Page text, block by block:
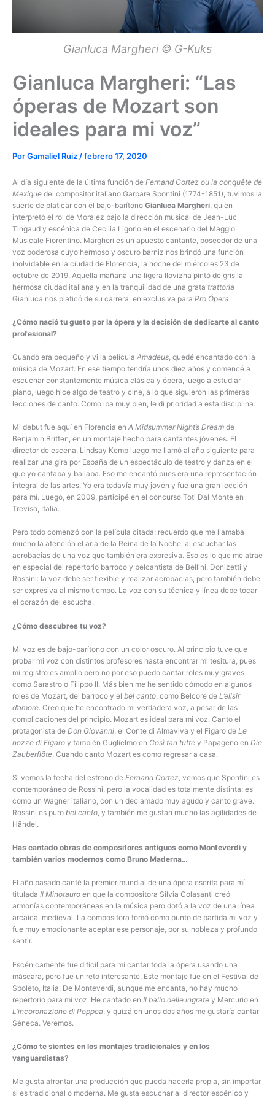
Gianluca Margheri © G-Kuks
Gianluca Margheri: “Las
óperas de Mozart son
ideales para mi voz”
PorGamaliel Ruiz /febrero 17, 2020
Al día siguiente de la última función de Fernand Cortez ou la conquête de
Mexique del compositor italiano Garpare Spontini (1774-1851), tuvimos la
suerte de platicar con el bajo-barítono Gianluca Margheri , quien
interpretó el rol de Moralez bajo la dirección musical de Jean-Luc
Tingaud y escénica de Cecilia Ligorio en el escenario del Maggio
Musicale Fiorentino. Margheri es un apuesto cantante, poseedor de una
voz poderosa cuyo hermoso y oscuro barniz nos brindó una función
inolvidable en la ciudad de Florencia, la noche del miércoles 23 de
octubre de 2019. Aquella mañana una ligera llovizna pintó de gris la
hermosa ciudad italiana y en la tranquilidad de una grata trattoria
Gianluca nos platicó de su carrera, en exclusiva para Pro Ópera.
¿Cómo nació tu gusto por la ópera y la decisión de dedicarte al canto
profesional?
Cuando era pequeño y vi la película Amadeus, quedé encantado con la
música de Mozart. En ese tiempo tendría unos diez años y comencé a
escuchar constantemente música clásica y ópera, luego a estudiar
piano, luego hice algo de teatro y cine, a lo que siguieron las primeras
lecciones de canto. Como iba muy bien, le di prioridad a esta disciplina.
Mi debut fue aquí en Florencia en A Midsummer Night’s Dream de
Benjamin Britten, en un montaje hecho para cantantes jóvenes. El
director de escena, Lindsay Kemp luego me llamó al año siguiente para
realizar una gira por España de un espectáculo de teatro y danza en el
que yo cantaba y bailaba. Eso me encantó pues era una representación
integral de las artes. Yo era todavía muy joven y fue una gran lección
para mí. Luego, en 2009, participé en el concurso Toti Dal Monte en
Treviso, Italia.
Pero todo comenzó con la película citada: recuerdo que me llamaba
mucho la atención el aria de la Reina de la Noche, al escuchar las
acrobacias de una voz que también era expresiva. Eso es lo que me atrae
en especial del repertorio barroco y belcantista de Bellini, Donizetti y
Rossini: la voz debe ser flexible y realizar acrobacias, pero también debe
ser expresiva al mismo tiempo. La voz con su técnica y línea debe tocar
el corazón del escucha.
¿Cómo descubres tu voz?
Mi voz es de bajo-barítono con un color oscuro. Al principio tuve que
probar mi voz con distintos profesores hasta encontrar mi tesitura, pues
mi registro es amplio pero no por eso puedo cantar roles muy graves
como Sarastro o Filippo II. Más bien me he sentido cómodo en algunos
roles de Mozart, del barroco y el bel canto , como Belcore de L’elisir
d’amore. Creo que he encontrado mi verdadera voz, a pesar de las
complicaciones del principio. Mozart es ideal para mi voz. Canto el
protagonista de Don Giovanni , el Conte di Almaviva y el Figaro de Le
nozze di Figaro y también Guglielmo en Così fan tutte y Papageno en Die
Zauberflöte. Cuando canto Mozart es como regresar a casa.
Si vemos la fecha del estreno de Fernand Cortez, vemos que Spontini es
contemporáneo de Rossini, pero la vocalidad es totalmente distinta: es
como un Wagner italiano, con un declamado muy agudo y canto grave.
Rossini es puro bel canto, y también me gustan mucho las agilidades de
Händel.
Has cantado obras de compositores antiguos como Monteverdi y
también varios modernos como Bruno Maderna…
El año pasado canté la premier mundial de una ópera escrita para mí
titulada Il Minotauro en que la compositora Silvia Colasanti creó
armonías contemporáneas en la música pero dotó a la voz de una línea
arcaica, medieval. La compositora tomó como punto de partida mi voz y
fue muy emocionante aceptar ese personaje, por su nobleza y profundo
sentir.
Escénicamente fue difícil para mí cantar toda la ópera usando una
máscara, pero fue un reto interesante. Este montaje fue en el Festival de
Spoleto, Italia. De Monteverdi, aunque me encanta, no hay mucho
repertorio para mi voz. He cantado en Il ballo delle ingrate y Mercurio en
L’incoronazione di Poppea , y quizá en unos dos años me gustaría cantar
Séneca. Veremos.
¿Cómo te sientes en los montajes tradicionales y en los
vanguardistas?
Me gusta afrontar una producción que pueda hacerla propia, sin importar
si es tradicional o moderna. Me gusta escuchar al director escénico y